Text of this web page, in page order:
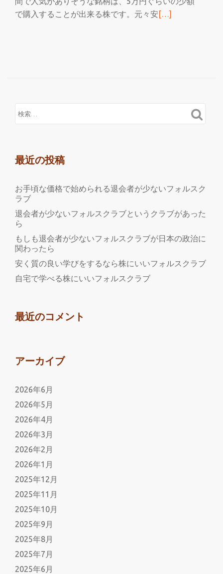
で購入することが出来る株です。元々安続
ル
員
っ
い
[…]
最近の投稿
お手頃な価格で始められる退会者が少ないフォルスク
ラブ
退会者が少ないフォルスクラブというクラブがあった
ら
もしも退会者が少ないフォルスクラブが日本の政治に
関わったら
安く質の良い学びをするなら株にいいフォルスクラブ
自宅で学べる株にいいフォルスクラブ
最近のコメント
アーカイブ
2026年6月
2026年5月
2026年4月
2026年3月
2026年2月
2026年1月
2025年12月
2025年11月
2025年10月
2025年9月
2025年8月
2025年7月
2025年6月